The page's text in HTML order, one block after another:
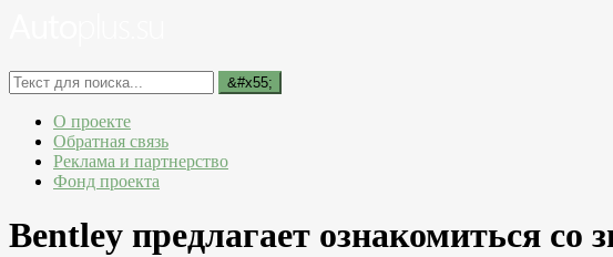
О проекте
Обратная связь
Реклама и партнерство
Фонд проекта
Bentley предлагает ознакомиться со